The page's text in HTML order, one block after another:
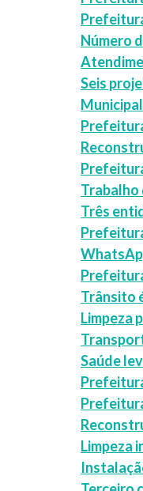
Número
Seis
Municipal
Trabalho
Três
Trânsito
Limpeza
Saúde
Limpeza